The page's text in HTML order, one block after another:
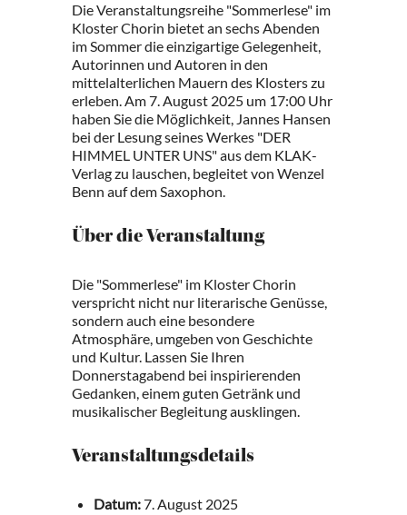
Die Veranstaltungsreihe "Sommerlese" im
Kloster Chorin bietet an sechs Abenden
im Sommer die einzigartige Gelegenheit,
Autorinnen und Autoren in den
mittelalterlichen Mauern des Klosters zu
erleben. Am 7. August 2025 um 17:00 Uhr
haben Sie die Möglichkeit, Jannes Hansen
bei der Lesung seines Werkes "DER
HIMMEL UNTER UNS" aus dem KLAK-
Verlag zu lauschen, begleitet von Wenzel
Benn auf dem Saxophon.
Über die Veranstaltung
Die "Sommerlese" im Kloster Chorin
verspricht nicht nur literarische Genüsse,
sondern auch eine besondere
Atmosphäre, umgeben von Geschichte
und Kultur. Lassen Sie Ihren
Donnerstagabend bei inspirierenden
Gedanken, einem guten Getränk und
musikalischer Begleitung ausklingen.
Veranstaltungsdetails
Datum:7. August 2025